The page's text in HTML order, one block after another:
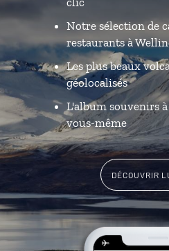
Notre sélection de
restaurants à
Les plus beaux
géolocalisés
L'album souvenirs
vous-même
DÉCOUVRIR